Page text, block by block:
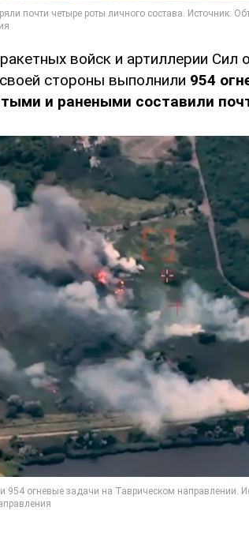
войск и артиллерии Сил
стороны выполнили 954
и ранеными составили